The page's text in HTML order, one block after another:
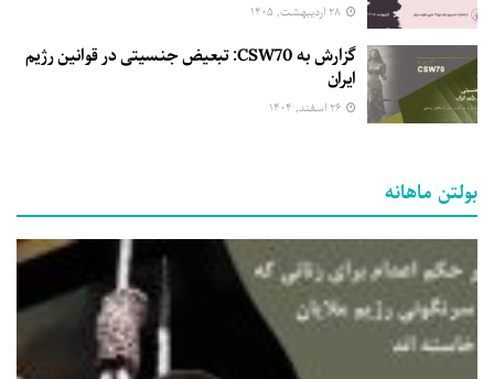
گزارش به CSW70: تبعیض جنسیتی در قوانین رژیم
ایران
بولتن ماهانه